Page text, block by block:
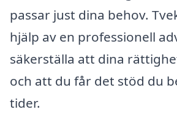
passar just dina behov.
hjälp av en professionell
säkerställa att dina
och att du får det stöd du
tider.